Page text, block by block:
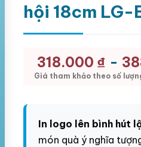
hội 18cm LG-
318.000 ₫ -
Giá tham khảo theo số
In logo lên bình hút
món quà ý nghĩa